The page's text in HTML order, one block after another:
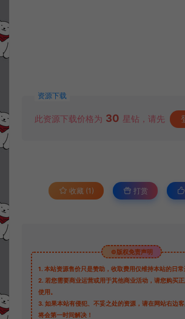
资源下载
此资源下载价格为 30 星钻，请先
收藏 (1) 打赏
©版权免责声明
1. 本站资源售价只是赞助，收取费用仅维持本站的日常
2. 若您需要商业运营或用于其他商业活动，请您购买
使用。
3. 如果本站有侵犯、不妥之处的资源，请在网站右边客
将会第一时间解决！